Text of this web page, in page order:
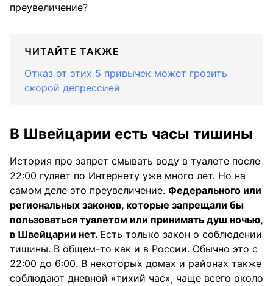
преувеличение?
ЧИТАЙТЕ ТАКЖЕ
Отказ от этих 5 привычек может грозить
скорой депрессией
В Швейцарии есть часы тишины
История про запрет смывать воду в туалете после
22:00 гуляет по Интернету уже много лет. Но на
самом деле это преувеличение. Федерального или
региональных законов, которые запрещали бы
пользоваться туалетом или принимать душ ночью,
в Швейцарии нет. Есть только закон о соблюдении
тишины. В общем-то как и в России. Обычно это с
22:00 до 6:00. В некоторых домах и районах также
соблюдают дневной «тихий час», чаще всего около